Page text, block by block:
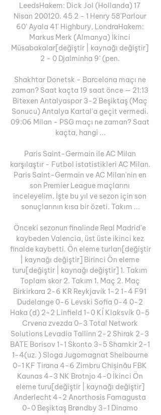
LeedsHakem: Dick Jol (Hollanda) 17
Nisan 200120. 45 2 - 1 Henry 58'Parlour
60' Ayala 41' Highbury, LondraHakem:
Markus Merk (Almanya) İkinci
Müsabakalar[değiştir | kaynağı değiştir]
2 - 0 Djalminha 9' (pen.
Shakhtar Donetsk - Barcelona maçı ne
zaman? Saat kaçta 19 saat önce — 21:13
Bitexen Antalyaspor 3-2 Beşiktaş (Maç
Sonucu) Antalya Kartal'a geçit vermedi.
09:06 Milan - PSG maçı ne zaman? Saat
kaçta, hangi ...
Paris Saint-Germain ile AC Milan
karşılaştır - Futbol istatistikleri AC Milan.
Paris Saint-Germain ve AC Milan'nin en
son Premier League maçlarını
inceleyelim. İşte bu yıl ve sezon için son
sonuçlarının kısa bir özeti. Takım ...
Önceki sezonun finalinde Real Madrid'e
kaybeden Valencia, üst üste ikinci kez
finalde kaybetti. Ön eleme turları[değiştir
| kaynağı değiştir] Birinci Ön eleme
turu[değiştir | kaynağı değiştir] 1. Takım
Toplam skor 2. Takım 1. Maç 2. Maç
Birkirkara 2-6 KR Reykjavík 1-2 1-4 F91
Dudelange 0-6 Levski Sofia 0-4 0-2
Haka (d) 2-2 Linfield 1-0 KÍ Klaksvík 0-5
Crvena zvezda 0-3 Total Network
Solutions Levadia Tallinn 2-2 Shirak 2-3
BATE Borisov 1-1 Skonto 3-5 Shamkir 2-1
1-4(uz. ) Sloga Jugomagnat Shelbourne
0-1 KF Tirana 4-6 Zimbru Chișinău FBK
Kaunas 4-3 NK Brotnjo 4-0 İkinci Ön
eleme turu[değiştir | kaynağı değiştir]
Anderlecht 4-2 Anorthosis Famagusta
0-0 Beşiktaş Brøndby 3-1 Dinamo